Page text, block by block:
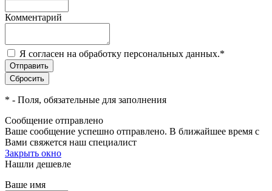
Комментарий
Я согласен на обработку персональных данных.*
* - Поля, обязательные для заполнения
Сообщение отправлено
Ваше сообщение успешно отправлено. В ближайшее время с
Вами свяжется наш специалист
Закрыть окно
Нашли дешевле
Ваше имя